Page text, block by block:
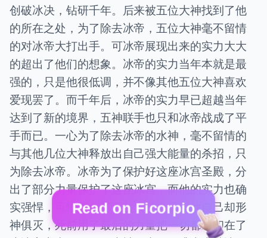
Read on Ficorpio
创破冰决，钻研千年。后来被五位大神找到了他
的所在之处，为了除去冰帝，五位大神毫不留情
的对冰帝大打出手。可冰帝展现出来的实力大大
的超出了他们的想象。冰帝的实力当年本就是最
强的，只是他很低调，并不像其他五位大神喜欢
爱现罢了。而千年后，冰帝的实力早已超越当年
达到了新的境界，五神联手也只和冰帝战成了平
手而已。一心为了除去冰帝的水神，毫不留情的
与其他几位大神释放出自己强大能量的杀招，只
为除去冰帝。冰帝为了保护好这座冰宫圣殿，分
出了部分力量保护了这座冰宫，而他的实力也确
实强悍，可惜重创了五位大神之后，他自己却形
神俱灭，死前用了最后的力量把一切都封印在了